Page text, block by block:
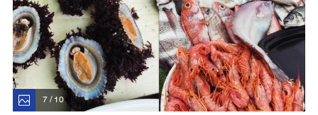
7 / 10